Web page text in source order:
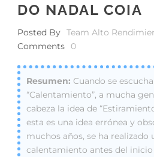
DO NADAL COIA
Posted By Team Alto
Comments
0
Cuando se
“Calentamiento”, a mucha
cabeza la idea de
esta es una idea errónea y
muchos años, se ha realizado
calentamiento antes del